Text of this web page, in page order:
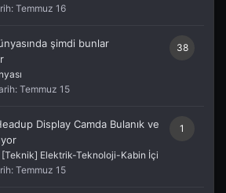
Temmuz 16
38
şimdi bunlar
Temmuz 15
1
Display Camda Bulanık ve
Elektrik-Teknoloji-Kabin İçi
Temmuz 15